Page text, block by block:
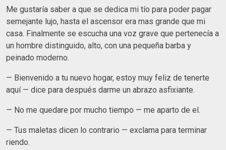
Me gustaría saber a que se dedica mi tío para poder pagar
semejante lujo, hasta el ascensor era mas grande que mi
casa. Finalmente se escucha una voz grave que pertenecía a
un hombre distinguido, alto, con una pequeña barba y
peinado moderno.
— Bienvenido a tu nuevo hogar, estoy muy feliz de tenerte
aquí — dice para después darme un abrazo asfixiante.
— No me quedare por mucho tiempo — me aparto de el.
— Tus maletas dicen lo contrario — exclama para terminar
riendo.